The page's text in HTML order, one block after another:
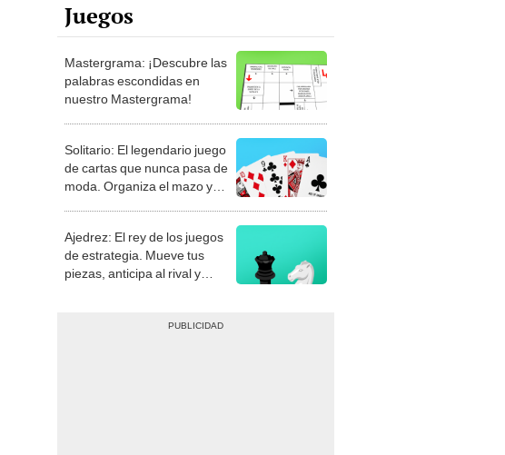
Juegos
Mastergrama: ¡Descubre las
palabras escondidas en
nuestro Mastergrama!
Solitario: El legendario juego
de cartas que nunca pasa de
moda. Organiza el mazo y
Ajedrez: El rey de los juegos
de estrategia. Mueve tus
piezas, anticipa al rival y